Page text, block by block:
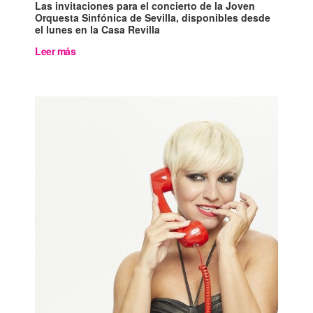
Las invitaciones para el concierto de la Joven
Orquesta Sinfónica de Sevilla, disponibles desde
el lunes en la Casa Revilla
Leer más